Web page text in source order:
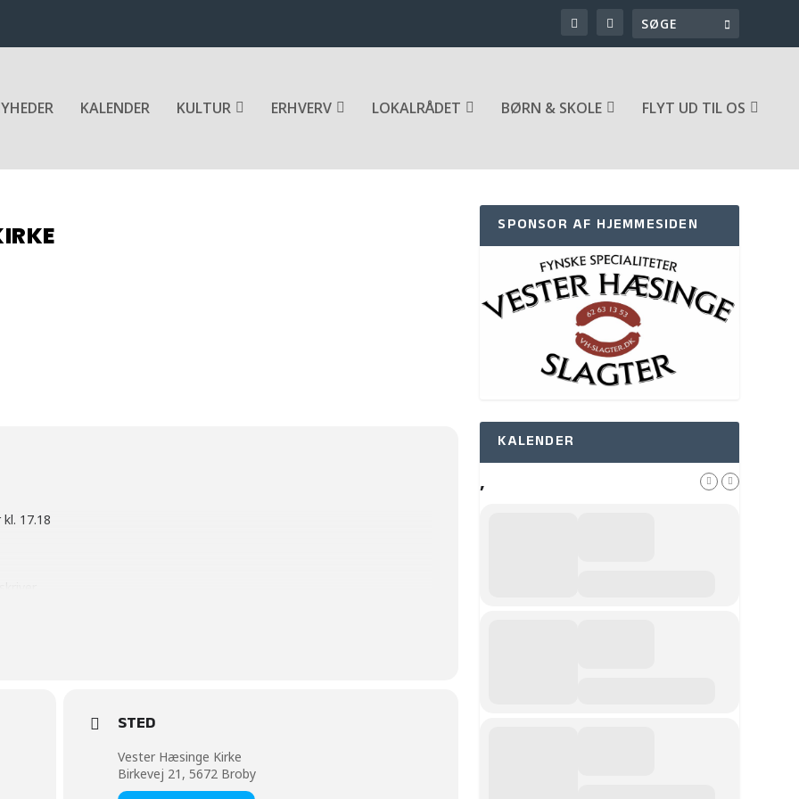
KALENDER KULTUR ERHVERV LOKALRÅDET BØRN & SKOLE FLYT UD TIL OS
17.18
STED
Vester Hæsinge Kirke
Birkevej 21, 5672 Broby
SPONSOR AF HJEMMESIDEN
KALENDER
,